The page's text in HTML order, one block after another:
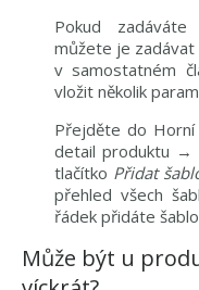
Pokud
můžete je zadávat
v samostatném
vložit několik
Přejděte do
detail produktu →
tlačítko Přidat
přehled všech
řádek přidáte
Může být u